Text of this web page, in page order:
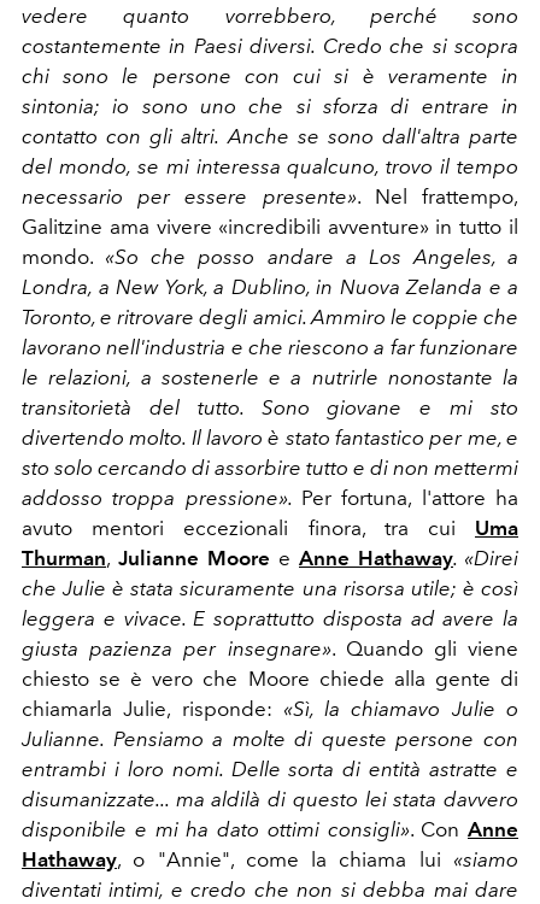
vedere quanto vorrebbero, perché sono
costantemente in Paesi diversi. Credo che si scopra
chi sono le persone con cui si è veramente in
sintonia; io sono uno che si sforza di entrare in
contatto con gli altri. Anche se sono dall'altra parte
del mondo, se mi interessa qualcuno, trovo il tempo
necessario per essere presente». Nel frattempo,
Galitzine ama vivere «incredibili avventure» in tutto il
mondo. «So che posso andare a Los Angeles, a
Londra, a New York, a Dublino, in Nuova Zelanda e a
Toronto, e ritrovare degli amici. Ammiro le coppie che
lavorano nell'industria e che riescono a far funzionare
le relazioni, a sostenerle e a nutrirle nonostante la
transitorietà del tutto. Sono giovane e mi sto
divertendo molto. Il lavoro è stato fantastico per me, e
sto solo cercando di assorbire tutto e di non mettermi
addosso troppa pressione». Per fortuna, l'attore ha
avuto mentori eccezionali finora, tra cui Uma
Thurman, Julianne Moore e Anne Hathaway. «Direi
che Julie è stata sicuramente una risorsa utile; è così
leggera e vivace. E soprattutto disposta ad avere la
giusta pazienza per insegnare». Quando gli viene
chiesto se è vero che Moore chiede alla gente di
chiamarla Julie, risponde: «Sì, la chiamavo Julie o
Julianne. Pensiamo a molte di queste persone con
entrambi i loro nomi. Delle sorta di entità astratte e
disumanizzate... ma aldilà di questo lei stata davvero
disponibile e mi ha dato ottimi consigli». Con Anne
Hathaway, o "Annie", come la chiama lui «siamo
diventati intimi, e credo che non si debba mai dare